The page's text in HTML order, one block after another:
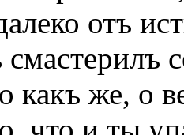
отъ
какъ же, о